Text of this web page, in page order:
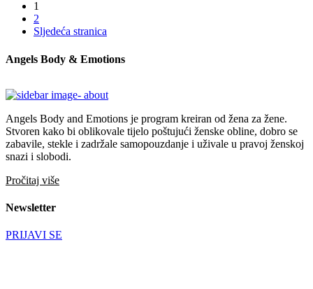
1
2
Sljedeća stranica
Angels Body & Emotions
Angels Body and Emotions je program kreiran od žena za žene.
Stvoren kako bi oblikovale tijelo poštujući ženske obline, dobro se
zabavile, stekle i zadržale samopouzdanje i uživale u pravoj ženskoj
snazi i slobodi.
Pročitaj više
Newsletter
PRIJAVI SE